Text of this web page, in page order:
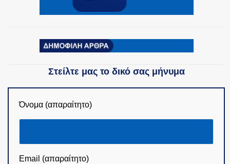
Στείλτε μας το δικό σας μήνυμα
Όνομα (απαραίτητο)
Email (απαραίτητο)